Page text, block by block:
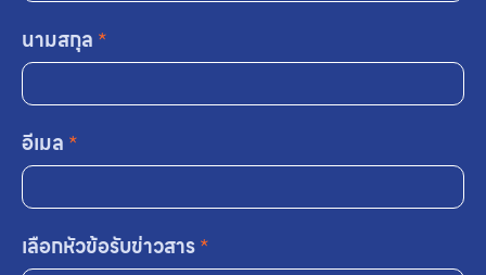
นามสกุล *
อีเมล *
เลือกหัวข้อรับข่าวสาร*